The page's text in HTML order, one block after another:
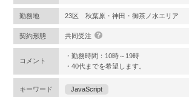
勤務地 23区 秋葉原・神田・御茶ノ水エリア
契約形態 共同受注
コメント
・勤務時間：10時～19時
・40代までを希望します。
キーワード JavaScript